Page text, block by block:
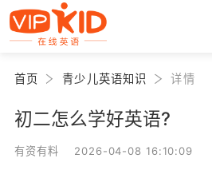
首页 青少儿英语知识 详情
初二怎么学好英语?
有资有料 2026-04-08 16:10:09